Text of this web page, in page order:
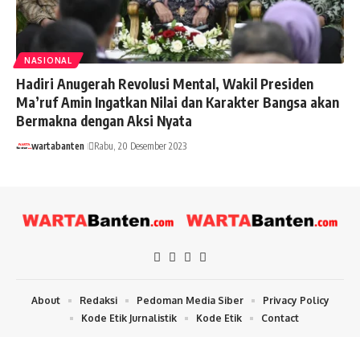
NASIONAL
Hadiri Anugerah Revolusi Mental, Wakil Presiden
Ma’ruf Amin Ingatkan Nilai dan Karakter Bangsa akan
Bermakna dengan Aksi Nyata
wartabanten Rabu, 20 Desember 2023
About Redaksi Pedoman Media Siber
Privacy Policy
Kode Etik Jurnalistik
Kode Etik Contact